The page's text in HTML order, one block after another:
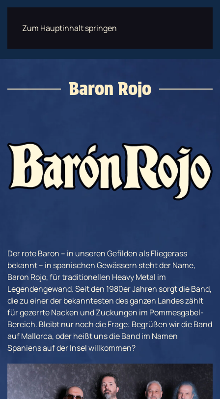
Zum Hauptinhalt springen
JETZT BUCHEN
Baron Rojo
Der rote Baron – in unseren Gefilden als Fliegerass
bekannt – in spanischen Gewässern steht der Name,
Baron Rojo, für traditionellen Heavy Metal im
Legendengewand. Seit den 1980er Jahren sorgt die Band,
die zu einer der bekanntesten des ganzen Landes zählt
für gezerrte Nacken und Zuckungen im Pommesgabel-
Bereich. Bleibt nur noch die Frage: Begrüßen wir die Band
auf Mallorca, oder heißt uns die Band im Namen
Spaniens auf der Insel willkommen?